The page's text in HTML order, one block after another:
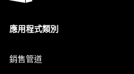
應用程式類別
銷售管道